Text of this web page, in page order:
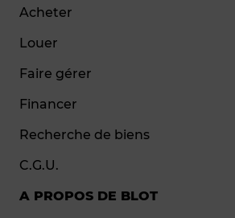
Acheter
Louer
Faire gérer
Financer
Recherche de biens
C.G.U.
A PROPOS DE BLOT